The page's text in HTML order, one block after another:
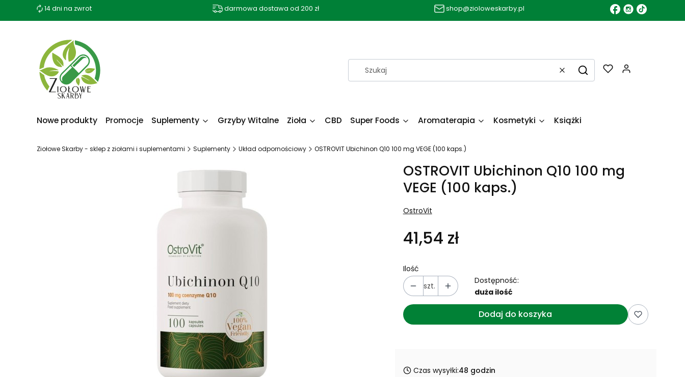
14 dni na zwrot darmowa dostawa od 200 zł shop@zioloweskarby.pl
WyczyśćSzukaj
Nowe produkty Promocje Suplementy Grzyby Witalne Zioła CBD Super Foods Aromaterapia Kosmetyki Książki
Ziołowe Skarby - sklep z ziołami i suplementami Suplementy Układ odpornościowy OSTROVIT Ubichinon Q10 100 mg VEGE (100 kaps.)
OSTROVIT Ubichinon Q10 100 mg
VEGE (100 kaps.)
OstroVit
41,54 zł
Ilość
szt.
Dostępność:
duża ilość
Dodaj do koszyka
Czas wysyłki:48 godzin